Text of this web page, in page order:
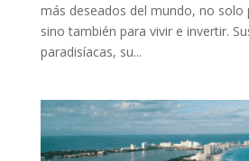
más deseados del mundo, no solo
sino también para vivir e invertir.
paradisíacas, su...